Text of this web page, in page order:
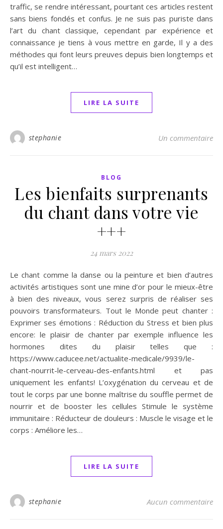
traffic, se rendre intéressant, pourtant ces articles restent
sans biens fondés et confus. Je ne suis pas puriste dans
l’art du chant classique, cependant par expérience et
connaissance je tiens à vous mettre en garde, Il y a des
méthodes qui font leurs preuves depuis bien longtemps et
qu’il est intelligent…
LIRE LA SUITE
stephanie Un commentaire
BLOG
Les bienfaits surprenants
du chant dans votre vie
+++
24 mars 2022
Le chant comme la danse ou la peinture et bien d’autres
activités artistiques sont une mine d’or pour le mieux-être
à bien des niveaux, vous serez surpris de réaliser ses
pouvoirs transformateurs. Tout le Monde peut chanter :
Exprimer ses émotions : Réduction du Stress et bien plus
encore: le plaisir de chanter par exemple influence les
hormones dites du plaisir telles que :
https://www.caducee.net/actualite-medicale/9939/le-
chant-nourrit-le-cerveau-des-enfants.html et pas
uniquement les enfants! L’oxygénation du cerveau et de
tout le corps par une bonne maîtrise du souffle permet de
nourrir et de booster les cellules Stimule le système
immunitaire : Réducteur de douleurs : Muscle le visage et le
corps : Améliore les…
LIRE LA SUITE
stephanie Aucun commentaire